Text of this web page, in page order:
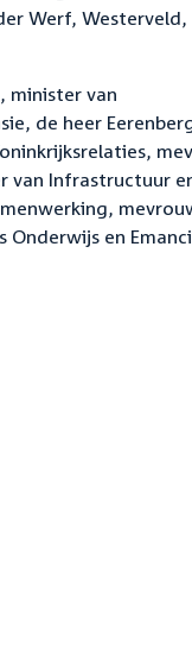
Werf, Westerveld,
minister van
de heer
van Infrastructuur
Onderwijs en